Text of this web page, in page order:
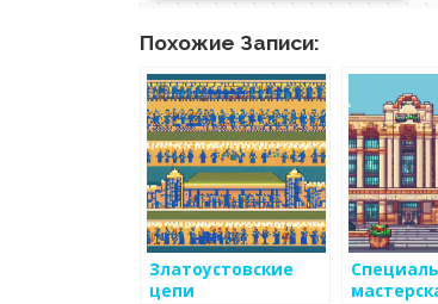
Похожие Записи:
Златоустовские
цепи